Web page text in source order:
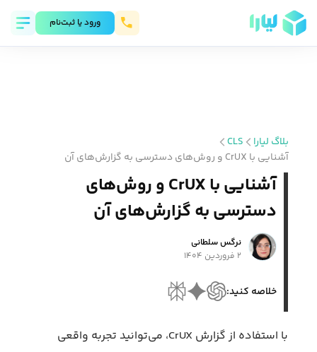
ورود يا ثبت‌نام
بلاگ لیارا
CLS
آشنایی با CrUX و روش‌های دسترسی به گزارش‌های آن
آشنایی با CrUX و روش‌های
دسترسی به گزارش‌های آن
نرگس سلطانی
۲ فروردین ۱۴۰۴
خلاصه کنید:
با استفاده از گزارش CrUX، می‌توانید تجربه واقعی